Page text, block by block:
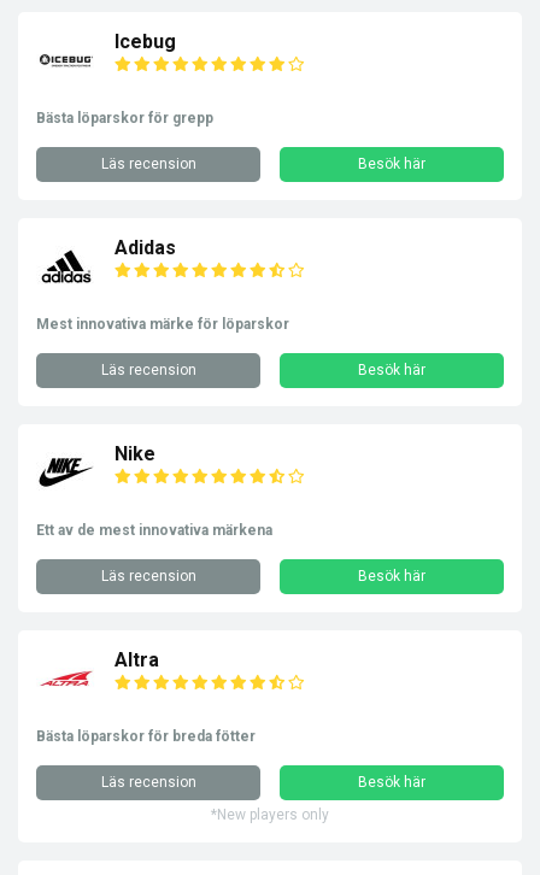
Icebug
Bästa löparskor för grepp
Läs recension Besök här
Adidas
Mest innovativa märke för löparskor
Läs recension Besök här
Nike
Ett av de mest innovativa märkena
Läs recension Besök här
Altra
Bästa löparskor för breda fötter
Läs recension
Besök här
*New players only